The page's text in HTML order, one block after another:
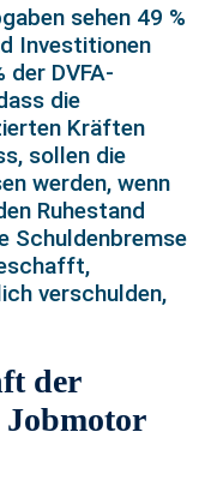
sehen 49 %
Investitionen
der DVFA-
die
Kräften
sollen die
werden, wenn
Ruhestand
Schuldenbremse
verschulden,
der
Jobmotor